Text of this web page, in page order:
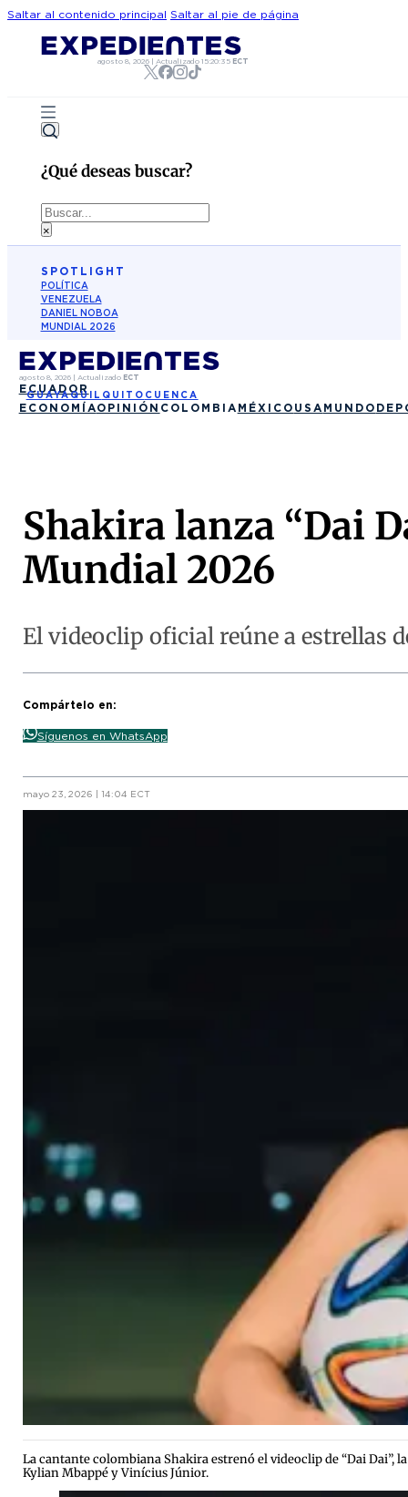
Saltar al contenido principal Saltar al pie de página
agosto 8, 2026 |Actualizado15:20:35 ECT
¿Qué deseas buscar?
Buscar
×
SPOTLIGHT
POLÍTICA
VENEZUELA
DANIEL NOBOA
MUNDIAL 2026
agosto 8, 2026| Actualizado ECT
ECUADOR
GUAYAQUIL QUITO CUENCA
ECONOMÍAOPINIÓN COLOMBIA MÉXICO USA MUNDO
Shakira lanza “Dai
Mundial 2026
El videoclip oficial reúne a estrellas
Compártelo en:
Síguenos en WhatsApp
mayo 23, 2026 | 14:04 ECT
La cantante colombiana Shakira estrenó el videoclip de “Dai
Kylian Mbappé y Vinícius Júnior.